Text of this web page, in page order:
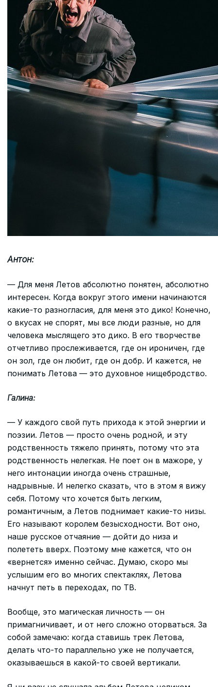
Антон:
— Для меня Летов абсолютно понятен, абсолютно
интересен. Когда вокруг этого имени начинаются
какие-то разногласия, для меня это дико! Конечно,
о вкусах не спорят, мы все люди разные, но для
человека мыслящего это дико. В его творчестве
отчетливо прослеживается, где он ироничен, где
он зол, где он любит, где он добр. И кажется, не
понимать Летова — это духовное нищебродство.
Галина:
— У каждого свой путь прихода к этой энергии и
поэзии. Летов — просто очень родной, и эту
родственность тяжело принять, потому что эта
родственность нелегкая. Не поет он в мажоре, у
него интонации иногда очень страшные,
надрывные. И нелегко сказать, что в этом я вижу
себя. Потому что хочется быть легким,
романтичным, а Летов поднимает какие-то низы.
Его называют королем безысходности. Вот оно,
наше русское отчаяние — дойти до низа и
полететь вверх. Поэтому мне кажется, что он
«вернется» именно сейчас. Думаю, скоро мы
услышим его во многих спектаклях, Летова
начнут петь в переходах, по ТВ.
Вообще, это магическая личность — он
примагничивает, и от него сложно оторваться. За
собой замечаю: когда ставишь трек Летова,
делать что-то параллельно уже не получается,
оказываешься в какой-то своей вертикали.